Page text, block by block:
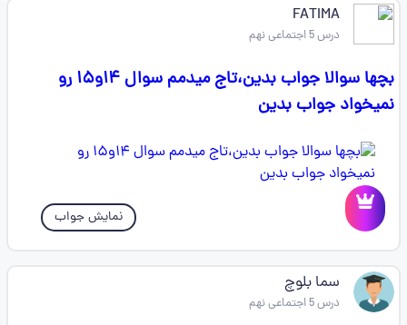
FATIMA
درس 5 اجتماعی نهم
بچها سوالا جواب بدین،تاج میدمم سوال ۱۴و۱۵ رو
نمیخواد جواب بدین
نمایش جواب
سما بلوچ
درس 5 اجتماعی نهم